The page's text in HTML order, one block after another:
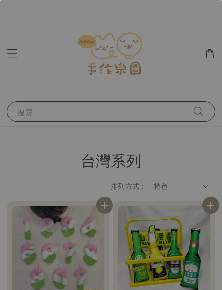
搜尋
台灣系列
排列方式 :